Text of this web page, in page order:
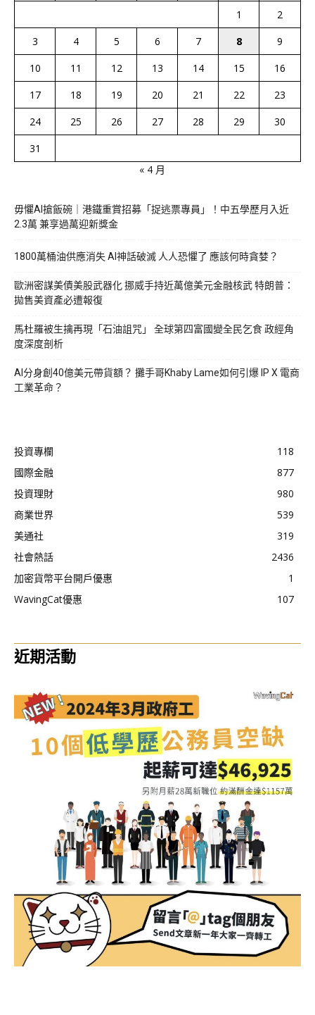
1
2
3
4 5 6 7 8
9
10
11 12 13 14 15
16
17
18 19 20 21 22
23
24
25 26 27 28 29
30
31
« 4 月
毋懼AI搶飯碗｜港鐵重賞招募「捉逃票專員」！中五學歷月入近
2.3萬 兼享過萬迎新獎金
1800萬桶油供應消失 AI神話破滅 人人恐懼了 應該何時貪婪？
歐洲密謀美債美股武器化 挪威手持近萬億美元金融核武 特朗普：
拋售美資產必遭報復
馬杜羅被生擒再現「石油詛咒」 全球第四富國變全民乞食 政經角
度深度剖析
AI分身創40億美元帶貨額？ 攤手哥Khaby Lame如何引爆 IP X 電商
工業革命？
投資專欄
118
國際金融
877
投資理財
980
商業世界
539
美通社
319
社會熱話
2436
加密貨幣平台開戶優惠
1
WavingCat優惠
107
近期活動